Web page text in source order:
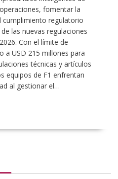
fomentar la
cumplimiento regulatorio
las nuevas regulaciones
Con el límite de
a USD 215 millones para
técnicas y artículos
equipos de F1 enfrentan
al gestionar el…